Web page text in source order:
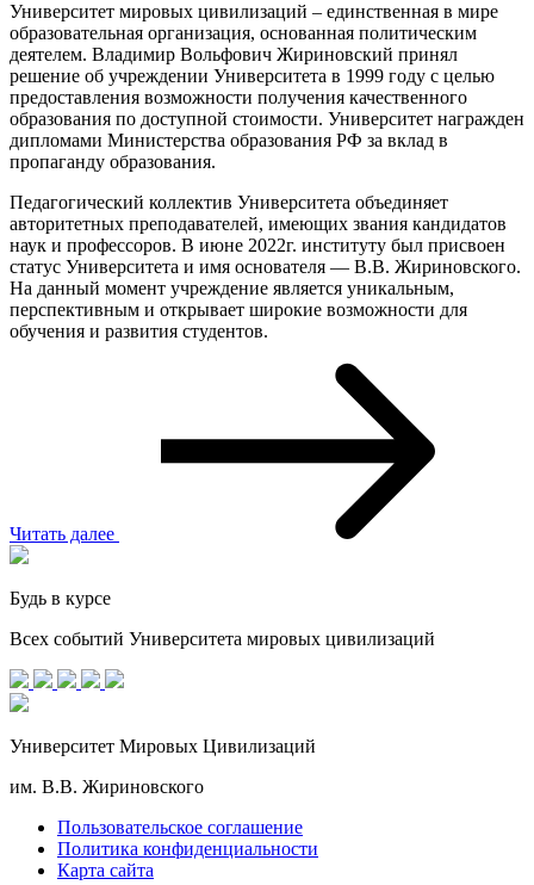
Университет мировых цивилизаций – единственная в мире
образовательная организация, основанная политическим
деятелем. Владимир Вольфович Жириновский принял
решение об учреждении Университета в 1999 году с целью
предоставления возможности получения качественного
образования по доступной стоимости. Университет награжден
дипломами Министерства образования РФ за вклад в
пропаганду образования.
Педагогический коллектив Университета объединяет
авторитетных преподавателей, имеющих звания кандидатов
наук и профессоров. В июне 2022г. институту был присвоен
статус Университета и имя основателя — В.В. Жириновского.
На данный момент учреждение является уникальным,
перспективным и открывает широкие возможности для
обучения и развития студентов.
Читать далее
Будь в курсе
Всех событий Университета мировых цивилизаций
Университет Мировых Цивилизаций
им. В.В. Жириновского
Пользовательское соглашение
Политика конфиденциальности
Карта сайта